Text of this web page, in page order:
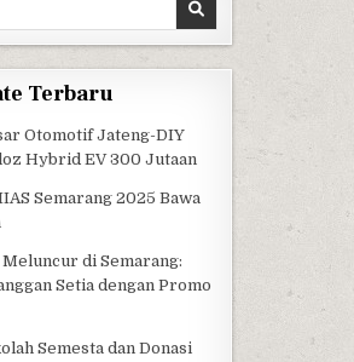
Terbaru
Otomotif Jateng-DIY
Hybrid EV 300 Jutaan
Semarang 2025 Bawa
di Semarang:
Setia dengan Promo
Semesta dan Donasi